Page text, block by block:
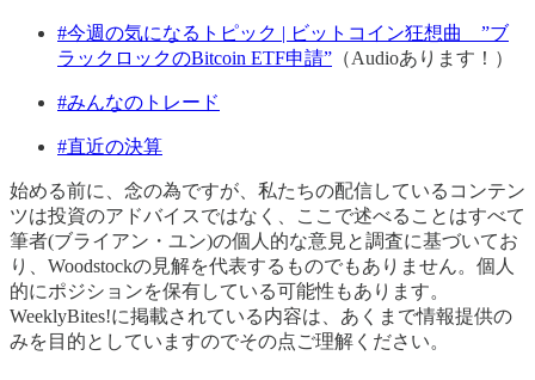
#今週の気になるトピック | ビットコイン狂想曲 ”ブ
ラックロックのBitcoin ETF申請” （Audioあります！）
#みんなのトレード
#直近の決算
始める前に、念の為ですが、私たちの配信しているコンテン
ツは投資のアドバイスではなく、ここで述べることはすべて
筆者(ブライアン・ユン)の個人的な意見と調査に基づいてお
り、Woodstockの見解を代表するものでもありません。個人
的にポジションを保有している可能性もあります。
WeeklyBites!に掲載されている内容は、あくまで情報提供の
みを目的としていますのでその点ご理解ください。